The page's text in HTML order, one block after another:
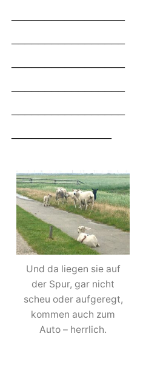
Und da liegen sie auf
der Spur, gar nicht
scheu oder aufgeregt,
kommen auch zum
Auto – herrlich.